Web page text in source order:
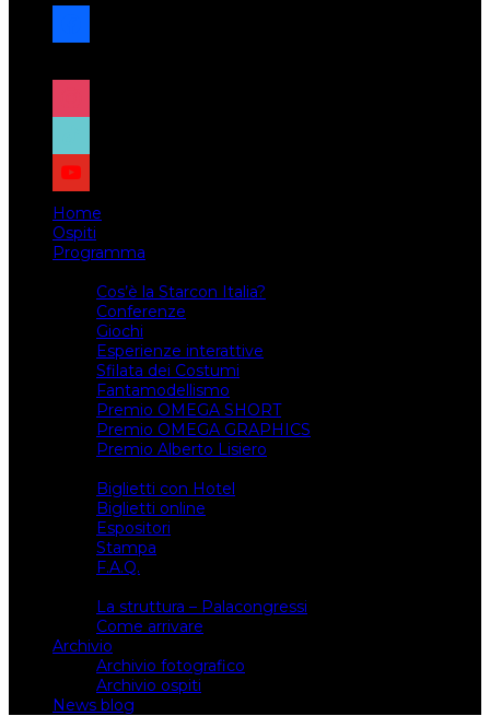
facebook
x
instagram
tiktok
youtube
Home
Ospiti
Programma
Cos’è la Starcon Italia?
Conferenze
Giochi
Esperienze interattive
Sfilata dei Costumi
Fantamodellismo
Premio OMEGA SHORT
Premio OMEGA GRAPHICS
Premio Alberto Lisiero
Biglietti con Hotel
Biglietti online
Espositori
Stampa
F.A.Q.
La struttura – Palacongressi
Come arrivare
Archivio
Archivio fotografico
Archivio ospiti
News blog